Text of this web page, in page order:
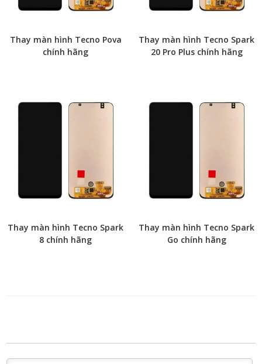
Thay màn hình Tecno Pova
chính hãng
Thay màn hình Tecno Spark
20 Pro Plus chính hãng
Thay màn hình Tecno Spark
8 chính hãng
Thay màn hình Tecno Spark
Go chính hãng